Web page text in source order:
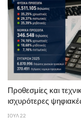
Προθεσμίες και
ισχυρότερες
ΙΟΥΛ 22